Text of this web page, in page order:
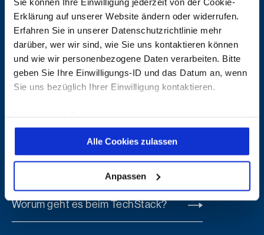
Erklärung auf unserer Website ändern oder widerrufen.
Erfahren Sie in unserer Datenschutzrichtlinie mehr
darüber, wer wir sind, wie Sie uns kontaktieren können
und wie wir personenbezogene Daten verarbeiten. Bitte
geben Sie Ihre Einwilligungs-ID und das Datum an, wenn
Sie uns bezüglich Ihrer Einwilligung kontaktieren.
Alle Cookies zulassen
Anpassen
Aleri TechStack
Ausgangspunkt unserer Umsetzungskompetenz
Handlungschancen der Zukunft. Er ist Chronist,
einem. Wir gestalten ihn aktiv weiter.
Worum geht es beim TechStack?